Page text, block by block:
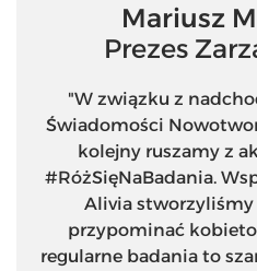
Mariusz
Prezes
"W związku z
Świadomości
kolejny ruszamy z
#RóżSięNaBadania.
Alivia
przypominać
regularne badania to